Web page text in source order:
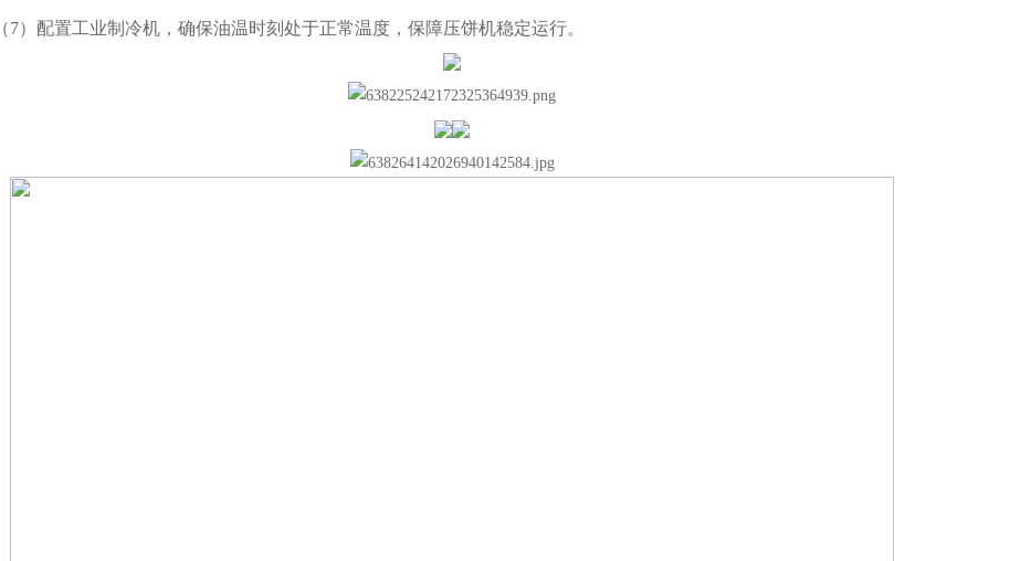
（7）配置工业制冷机，确保油温时刻处于正常温度，保障压饼机稳定运行。